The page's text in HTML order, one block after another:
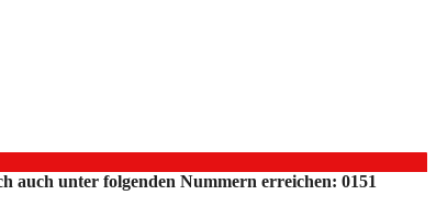
auch unter folgenden Nummern erreichen: 0151